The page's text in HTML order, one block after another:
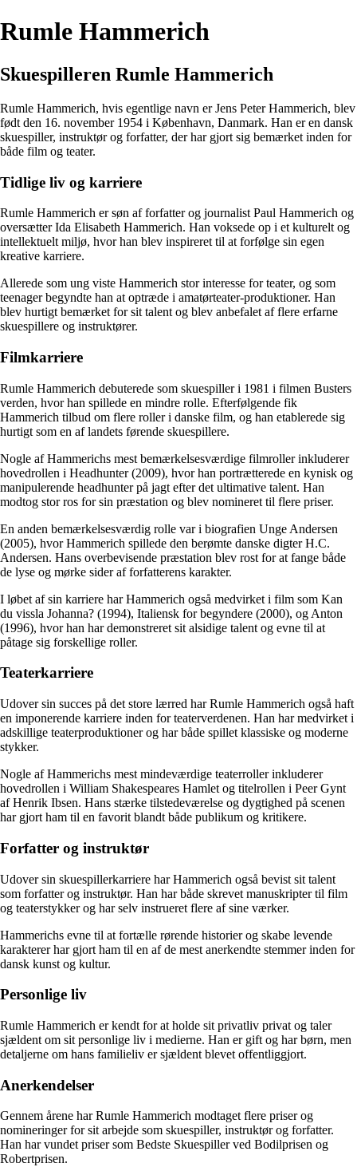
Rumle Hammerich
Skuespilleren Rumle Hammerich
Rumle Hammerich, hvis egentlige navn er Jens Peter Hammerich, blev
født den 16. november 1954 i København, Danmark. Han er en dansk
skuespiller, instruktør og forfatter, der har gjort sig bemærket inden for
både film og teater.
Tidlige liv og karriere
Rumle Hammerich er søn af forfatter og journalist Paul Hammerich og
oversætter Ida Elisabeth Hammerich. Han voksede op i et kulturelt og
intellektuelt miljø, hvor han blev inspireret til at forfølge sin egen
kreative karriere.
Allerede som ung viste Hammerich stor interesse for teater, og som
teenager begyndte han at optræde i amatørteater-produktioner. Han
blev hurtigt bemærket for sit talent og blev anbefalet af flere erfarne
skuespillere og instruktører.
Filmkarriere
Rumle Hammerich debuterede som skuespiller i 1981 i filmen Busters
verden, hvor han spillede en mindre rolle. Efterfølgende fik
Hammerich tilbud om flere roller i danske film, og han etablerede sig
hurtigt som en af landets førende skuespillere.
Nogle af Hammerichs mest bemærkelsesværdige filmroller inkluderer
hovedrollen i Headhunter (2009), hvor han portrætterede en kynisk og
manipulerende headhunter på jagt efter det ultimative talent. Han
modtog stor ros for sin præstation og blev nomineret til flere priser.
En anden bemærkelsesværdig rolle var i biografien Unge Andersen
(2005), hvor Hammerich spillede den berømte danske digter H.C.
Andersen. Hans overbevisende præstation blev rost for at fange både
de lyse og mørke sider af forfatterens karakter.
I løbet af sin karriere har Hammerich også medvirket i film som Kan
du vissla Johanna? (1994), Italiensk for begyndere (2000), og Anton
(1996), hvor han har demonstreret sit alsidige talent og evne til at
påtage sig forskellige roller.
Teaterkarriere
Udover sin succes på det store lærred har Rumle Hammerich også haft
en imponerende karriere inden for teaterverdenen. Han har medvirket i
adskillige teaterproduktioner og har både spillet klassiske og moderne
stykker.
Nogle af Hammerichs mest mindeværdige teaterroller inkluderer
hovedrollen i William Shakespeares Hamlet og titelrollen i Peer Gynt
af Henrik Ibsen. Hans stærke tilstedeværelse og dygtighed på scenen
har gjort ham til en favorit blandt både publikum og kritikere.
Forfatter og instruktør
Udover sin skuespillerkarriere har Hammerich også bevist sit talent
som forfatter og instruktør. Han har både skrevet manuskripter til film
og teaterstykker og har selv instrueret flere af sine værker.
Hammerichs evne til at fortælle rørende historier og skabe levende
karakterer har gjort ham til en af de mest anerkendte stemmer inden for
dansk kunst og kultur.
Personlige liv
Rumle Hammerich er kendt for at holde sit privatliv privat og taler
sjældent om sit personlige liv i medierne. Han er gift og har børn, men
detaljerne om hans familieliv er sjældent blevet offentliggjort.
Anerkendelser
Gennem årene har Rumle Hammerich modtaget flere priser og
nomineringer for sit arbejde som skuespiller, instruktør og forfatter.
Han har vundet priser som Bedste Skuespiller ved Bodilprisen og
Robertprisen.